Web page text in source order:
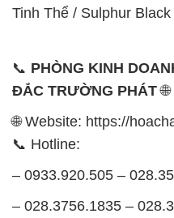
Tinh Thể / Sulphur
📞 PHÒNG KINH
ĐẮC TRƯỜNG PHÁT🌐
🌐 Website: https://
📞 Hotline:
– 0933.920.505 –
– 028.3756.1835 –